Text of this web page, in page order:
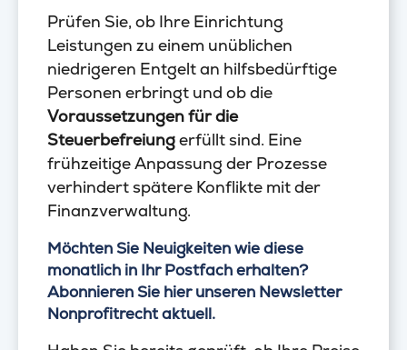
Prüfen Sie, ob Ihre Einrichtung
Leistungen zu einem unüblichen
niedrigeren Entgelt an hilfsbedürftige
Personen erbringt und ob die
Voraussetzungen für die
Steuerbefreiungerfüllt sind. Eine
frühzeitige Anpassung der Prozesse
verhindert spätere Konflikte mit der
Finanzverwaltung.
Möchten Sie Neuigkeiten wie diese
monatlich in Ihr Postfach erhalten?
Abonnieren Sie hier unseren Newsletter
Nonprofitrecht aktuell.